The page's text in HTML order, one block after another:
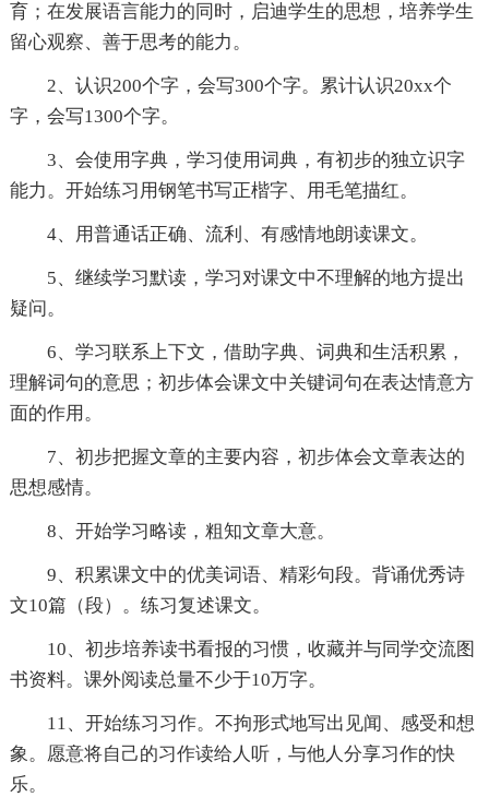
育；在发展语言能力的同时，启迪学生的思想，培养学生
留心观察、善于思考的能力。
2、认识200个字，会写300个字。累计认识20xx个
字，会写1300个字。
3、会使用字典，学习使用词典，有初步的独立识字
能力。开始练习用钢笔书写正楷字、用毛笔描红。
4、用普通话正确、流利、有感情地朗读课文。
5、继续学习默读，学习对课文中不理解的地方提出
疑问。
6、学习联系上下文，借助字典、词典和生活积累，
理解词句的意思；初步体会课文中关键词句在表达情意方
面的作用。
7、初步把握文章的主要内容，初步体会文章表达的
思想感情。
8、开始学习略读，粗知文章大意。
9、积累课文中的优美词语、精彩句段。背诵优秀诗
文10篇（段）。练习复述课文。
10、初步培养读书看报的习惯，收藏并与同学交流图
书资料。课外阅读总量不少于10万字。
11、开始练习习作。不拘形式地写出见闻、感受和想
象。愿意将自己的习作读给人听，与他人分享习作的快
乐。